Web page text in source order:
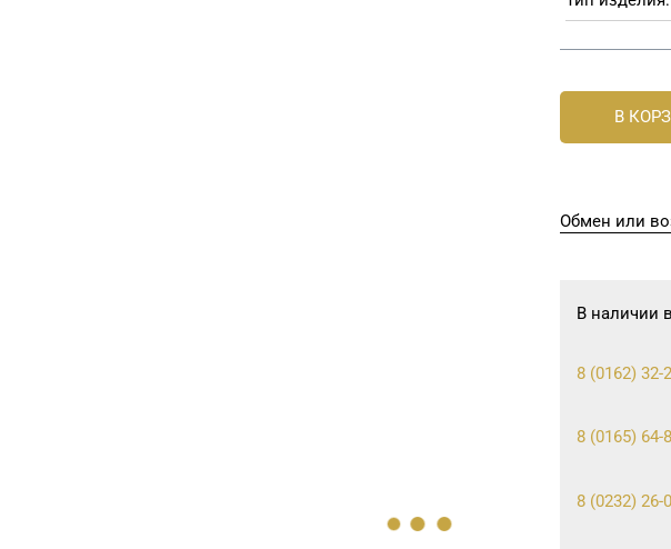
В
Обмен или
В наличии
8 (0162) 32-
8 (0165) 64-
8 (0232) 26-